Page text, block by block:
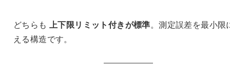
どちらも 上下限リミット付きが標準。測定誤差を最小限
える構造です。